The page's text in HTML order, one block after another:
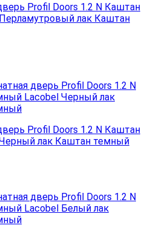
Profil Doors 1.2 N Каштан
лак Каштан
Profil Doors 1.2 N Каштан
лак Каштан темный